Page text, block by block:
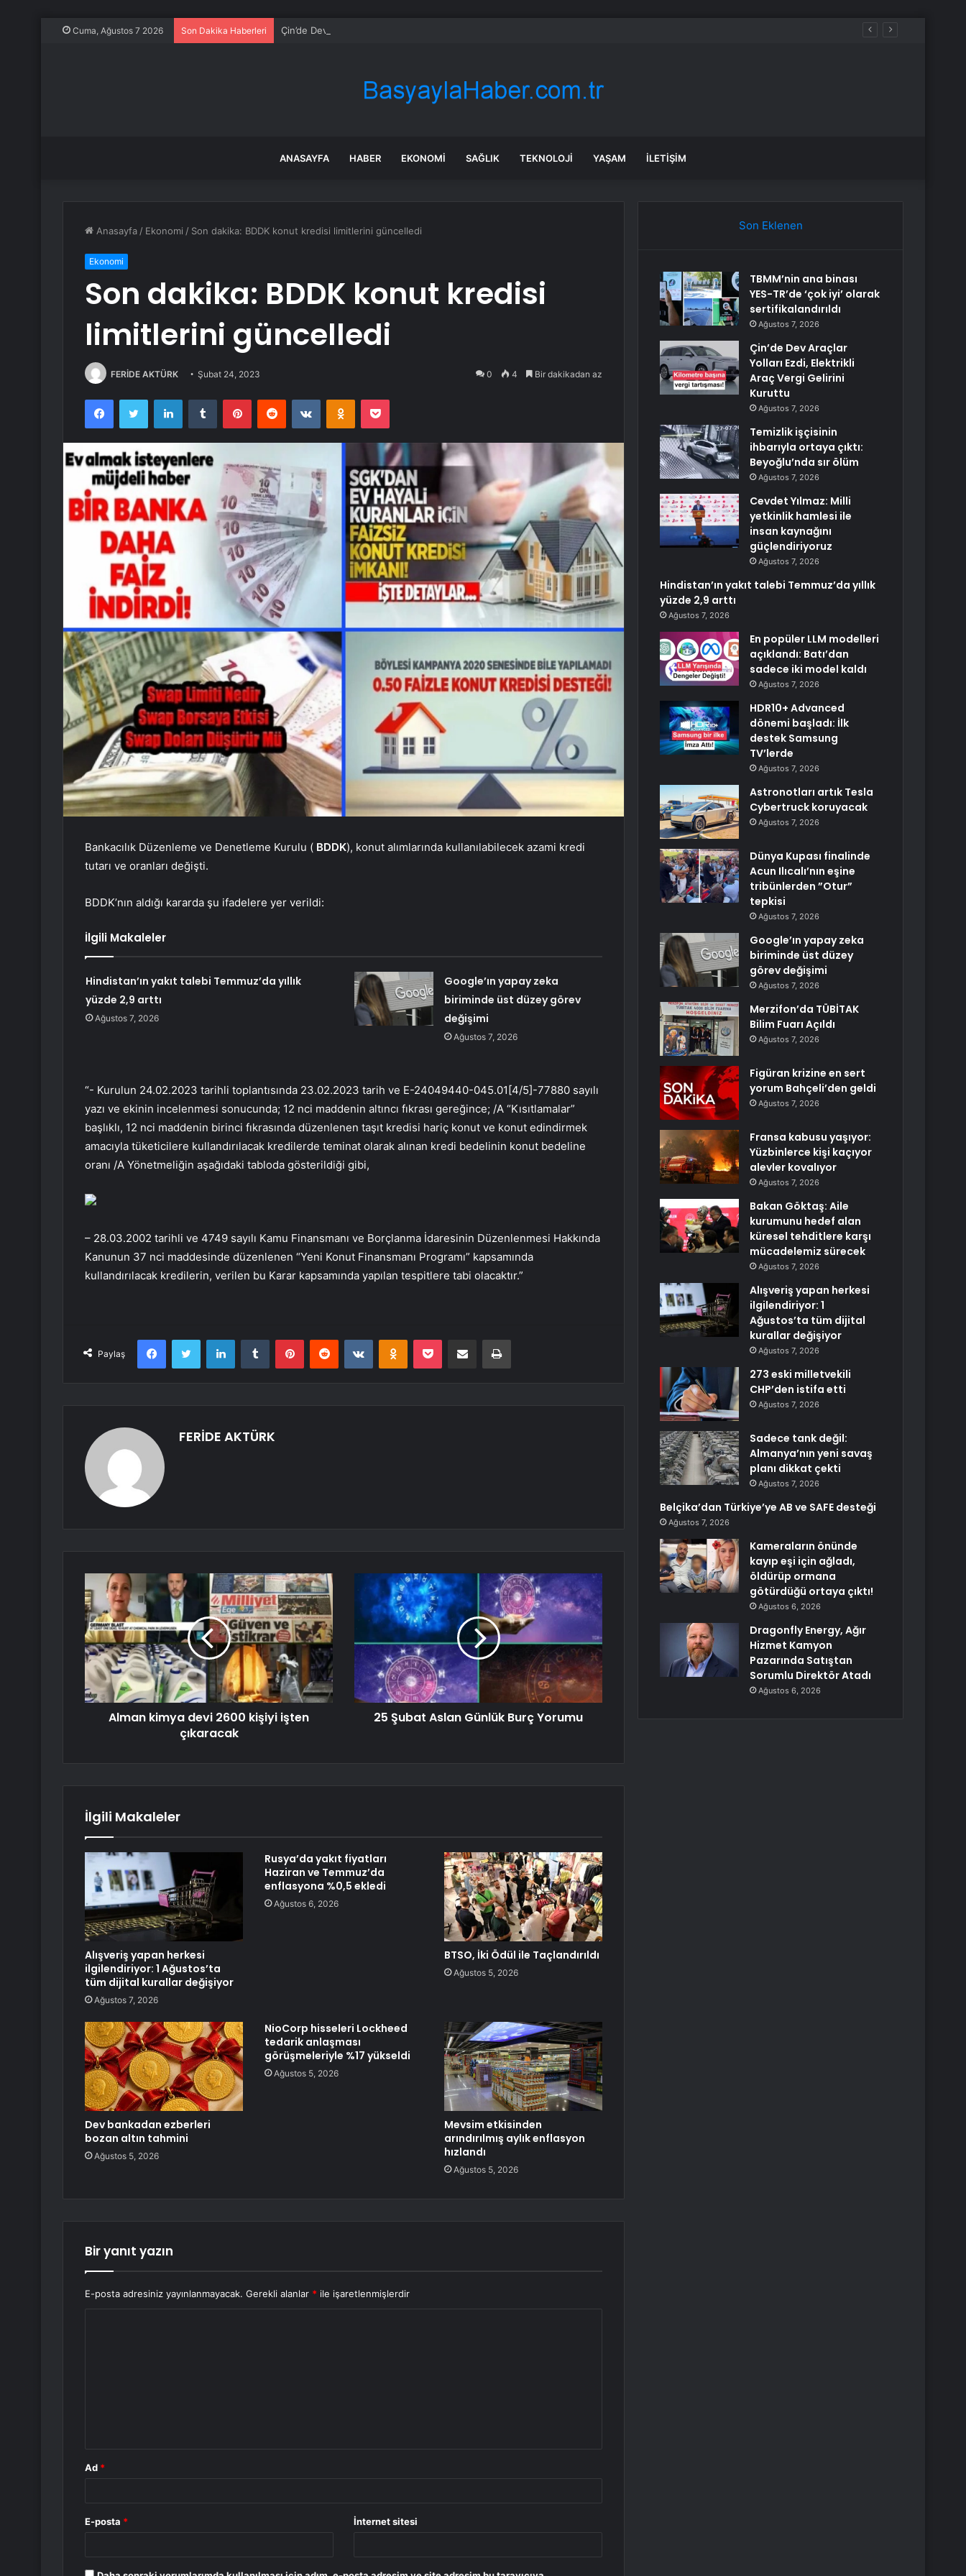
Cuma, Ağustos 7 2026 Son Dakika Haberleri Çin’de Dev Araçlar Yolları Ezdi, Elektrikli Araç Vergi Gelirini Kuruttu
ANASAYFA HABER EKONOMI SAĞLIK TEKNOLOJI YAŞAM İLETIŞIM
Anasayfa / Ekonomi / Son dakika: BDDK konut kredisi limitlerini güncelledi
Ekonomi
Son dakika: BDDK konut kredisi
limitlerini güncelledi
FERİDE AKTÜRK Şubat 24, 2023 0 4 Bir dakikadan az
FacebookTwitter LinkedInTumblr PinterestReddit VKontakteOdnoklassniki
Pocket
Bankacılık Düzenleme ve Denetleme Kurulu ( BDDK), konut alımlarında kullanılabilecek azami kredi
tutarı ve oranları değişti.
BDDK’nın aldığı kararda şu ifadelere yer verildi:
İlgili Makaleler
Hindistan’ın yakıt talebi Temmuz’da yıllık
yüzde 2,9 arttı
Ağustos 7, 2026
Google’ın yapay zeka
biriminde üst düzey görev
değişimi
Ağustos 7, 2026
“- Kurulun 24.02.2023 tarihli toplantısında 23.02.2023 tarih ve E-24049440-045.01[4/5]-77880 sayılı
yazı ve ekinin incelenmesi sonucunda; 12 nci maddenin altıncı fıkrası gereğince; /A “Kısıtlamalar”
başlıklı, 12 nci maddenin birinci fıkrasında düzenlenen taşıt kredisi hariç konut ve konut edindirmek
amacıyla tüketicilere kullandırılacak kredilerde teminat olarak alınan kredi bedelinin konut bedeline
oranı /A Yönetmeliğin aşağıdaki tabloda gösterildiği gibi,
– 28.03.2002 tarihli ve 4749 sayılı Kamu Finansmanı ve Borçlanma İdaresinin Düzenlenmesi Hakkında
Kanunun 37 nci maddesinde düzenlenen “Yeni Konut Finansmanı Programı” kapsamında
kullandırılacak kredilerin, verilen bu Karar kapsamında yapılan tespitlere tabi olacaktır.”
Paylaş
FacebookTwitter LinkedInTumblr PinterestReddit VKontakteOdnoklassniki
Pocket E-Posta ile paylaş Yazdır
FERİDE AKTÜRK
Alman kimya devi 2600 kişiyi işten
çıkaracak
25 Şubat Aslan Günlük Burç Yorumu
İlgili Makaleler
Alışveriş yapan herkesi
ilgilendiriyor: 1 Ağustos’ta
tüm dijital kurallar değişiyor
Ağustos 7, 2026
Rusya’da yakıt fiyatları
Haziran ve Temmuz’da
enflasyona %0,5 ekledi
Ağustos 6, 2026
BTSO, İki Ödül ile Taçlandırıldı
Ağustos 5, 2026
Dev bankadan ezberleri
bozan altın tahmini
Ağustos 5, 2026
NioCorp hisseleri Lockheed
tedarik anlaşması
görüşmeleriyle %17 yükseldi
Ağustos 5, 2026
Mevsim etkisinden
arındırılmış aylık enflasyon
hızlandı
Ağustos 5, 2026
Bir yanıt yazın
E-posta adresiniz yayınlanmayacak. Gerekli alanlar * ile işaretlenmişlerdir
Ad *
E-posta * İnternet sitesi
Son Eklenen
TBMM’nin ana binası
YES-TR’de ‘çok iyi’ olarak
sertifikalandırıldı
Ağustos 7, 2026
Çin’de Dev Araçlar
Yolları Ezdi, Elektrikli
Araç Vergi Gelirini
Kuruttu
Ağustos 7, 2026
Temizlik işçisinin
ihbarıyla ortaya çıktı:
Beyoğlu’nda sır ölüm
Ağustos 7, 2026
Cevdet Yılmaz: Milli
yetkinlik hamlesi ile
insan kaynağını
güçlendiriyoruz
Ağustos 7, 2026
Hindistan’ın yakıt talebi Temmuz’da yıllık
yüzde 2,9 arttı
Ağustos 7, 2026
En popüler LLM modelleri
açıklandı: Batı’dan
sadece iki model kaldı
Ağustos 7, 2026
HDR10+ Advanced
dönemi başladı: İlk
destek Samsung
TV’lerde
Ağustos 7, 2026
Astronotları artık Tesla
Cybertruck koruyacak
Ağustos 7, 2026
Dünya Kupası finalinde
Acun Ilıcalı’nın eşine
tribünlerden ”Otur”
tepkisi
Ağustos 7, 2026
Google’ın yapay zeka
biriminde üst düzey
görev değişimi
Ağustos 7, 2026
Merzifon’da TÜBİTAK
Bilim Fuarı Açıldı
Ağustos 7, 2026
Figüran krizine en sert
yorum Bahçeli’den geldi
Ağustos 7, 2026
Fransa kabusu yaşıyor:
Yüzbinlerce kişi kaçıyor
alevler kovalıyor
Ağustos 7, 2026
Bakan Göktaş: Aile
kurumunu hedef alan
küresel tehditlere karşı
mücadelemiz sürecek
Ağustos 7, 2026
Alışveriş yapan herkesi
ilgilendiriyor: 1
Ağustos’ta tüm dijital
kurallar değişiyor
Ağustos 7, 2026
273 eski milletvekili
CHP’den istifa etti
Ağustos 7, 2026
Sadece tank değil:
Almanya’nın yeni savaş
planı dikkat çekti
Ağustos 7, 2026
Belçika’dan Türkiye’ye AB ve SAFE desteği
Ağustos 7, 2026
Kameraların önünde
kayıp eşi için ağladı,
öldürüp ormana
götürdüğü ortaya çıktı!
Ağustos 6, 2026
Dragonfly Energy, Ağır
Hizmet Kamyon
Pazarında Satıştan
Sorumlu Direktör Atadı
Ağustos 6, 2026